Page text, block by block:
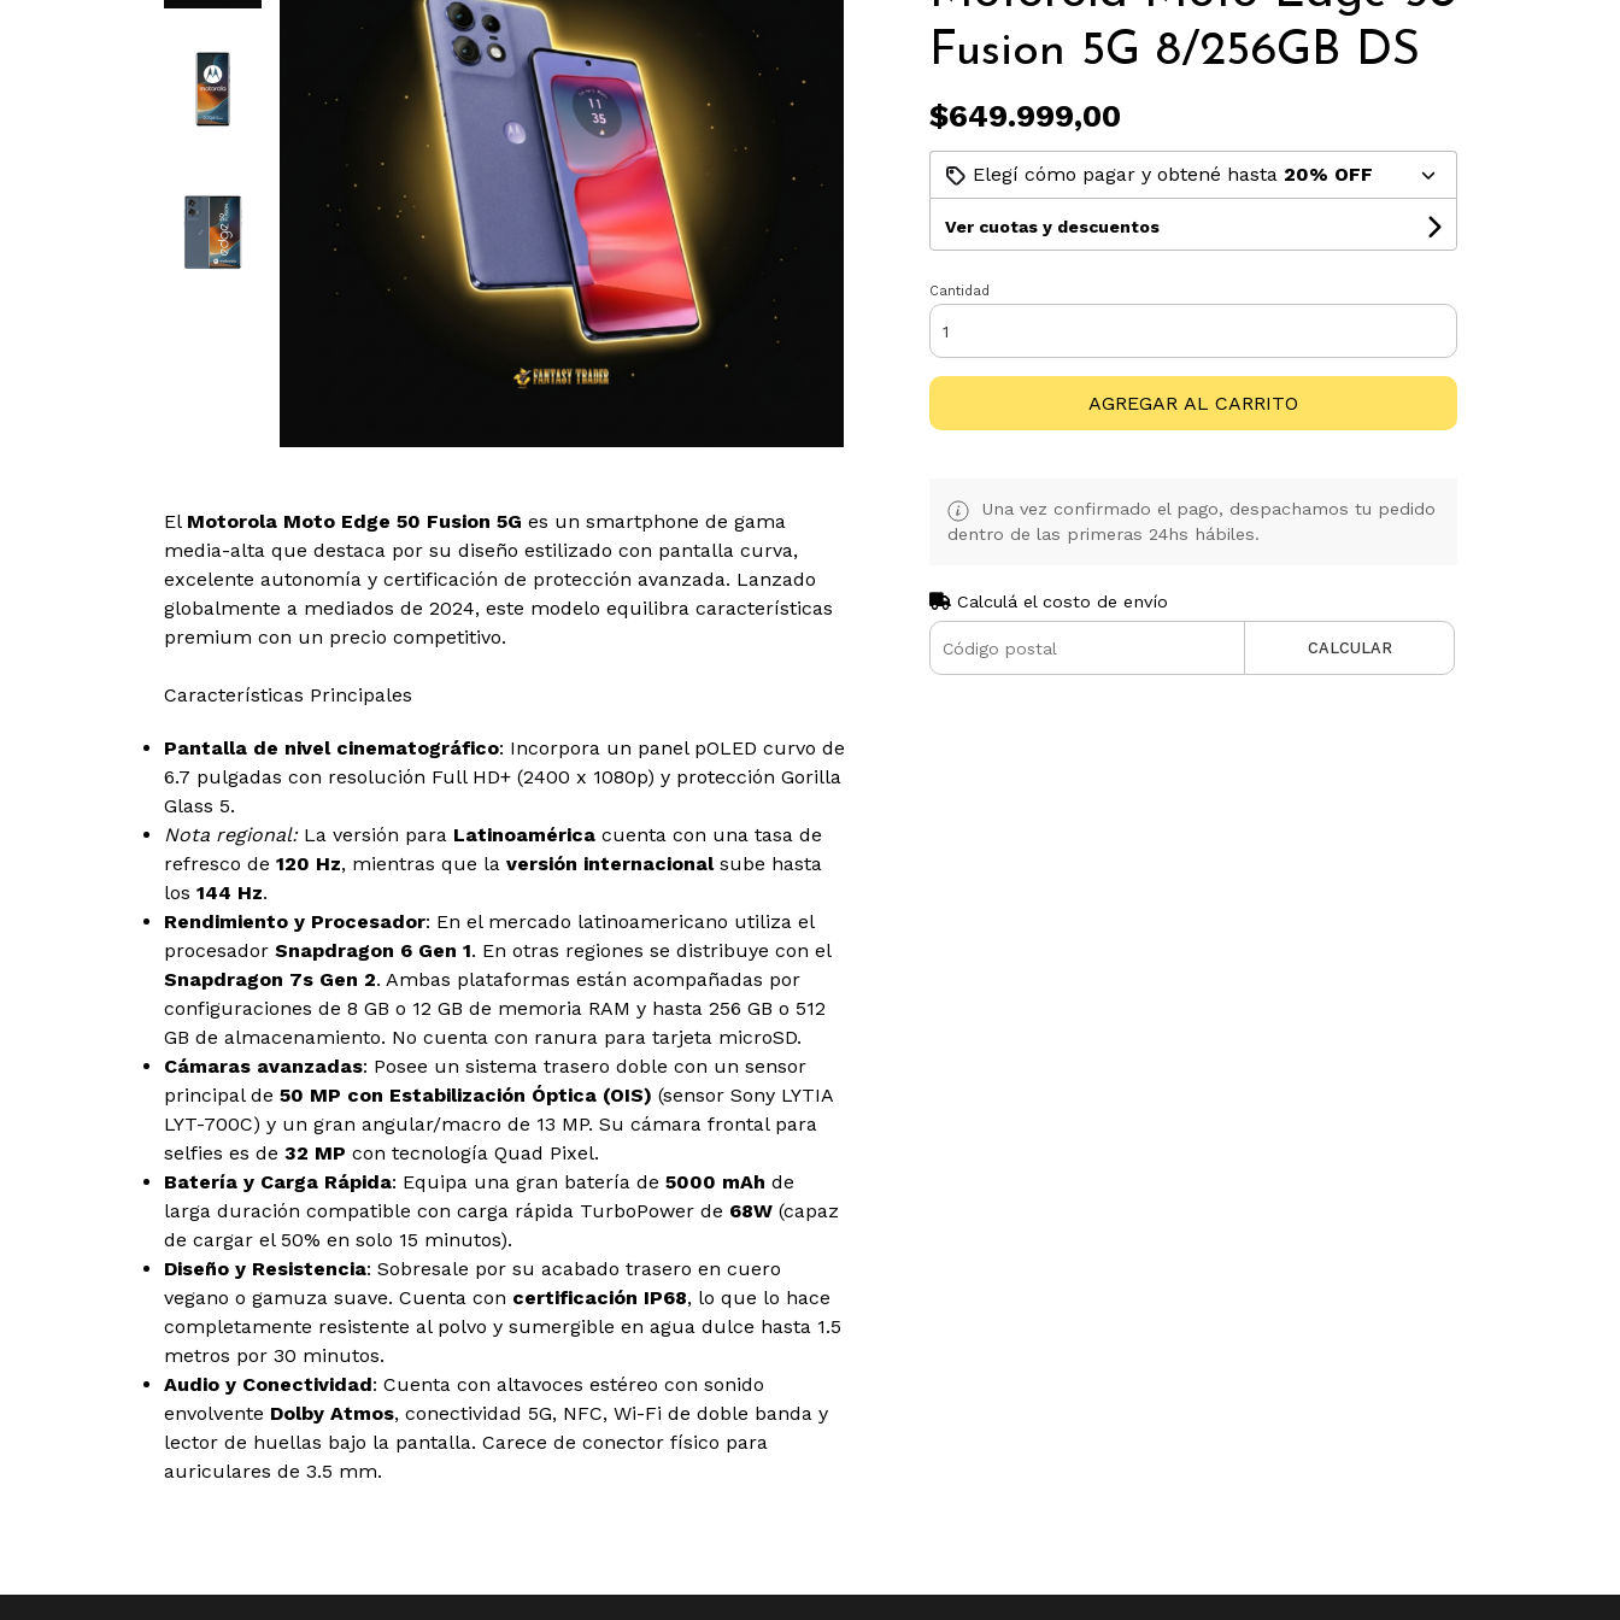
El Motorola Moto Edge 50 Fusion 5G es un smartphone de gama
media-alta que destaca por su diseño estilizado con pantalla curva,
excelente autonomía y certificación de protección avanzada. Lanzado
globalmente a mediados de 2024, este modelo equilibra características
premium con un precio competitivo.
Características Principales
Pantalla de nivel cinematográfico: Incorpora un panel pOLED curvo de
6.7 pulgadas con resolución Full HD+ (2400 x 1080p) y protección Gorilla
Glass 5.
Nota regional:La versión para Latinoaméricacuenta con una tasa de
refresco de 120 Hz, mientras que la versión internacionalsube hasta
los 144 Hz.
Rendimiento y Procesador: En el mercado latinoamericano utiliza el
procesador Snapdragon 6 Gen 1. En otras regiones se distribuye con el
Snapdragon 7s Gen 2. Ambas plataformas están acompañadas por
configuraciones de 8 GB o 12 GB de memoria RAM y hasta 256 GB o 512
GB de almacenamiento. No cuenta con ranura para tarjeta microSD.
Cámaras avanzadas: Posee un sistema trasero doble con un sensor
principal de 50 MP con Estabilización Óptica (OIS) (sensor Sony LYTIA
LYT-700C) y un gran angular/macro de 13 MP. Su cámara frontal para
selfies es de 32 MP con tecnología Quad Pixel.
Batería y Carga Rápida: Equipa una gran batería de 5000 mAh de
larga duración compatible con carga rápida TurboPower de 68W(capaz
de cargar el 50% en solo 15 minutos).
Diseño y Resistencia: Sobresale por su acabado trasero en cuero
vegano o gamuza suave. Cuenta con certificación IP68, lo que lo hace
completamente resistente al polvo y sumergible en agua dulce hasta 1.5
metros por 30 minutos.
Audio y Conectividad: Cuenta con altavoces estéreo con sonido
envolvente Dolby Atmos, conectividad 5G, NFC, Wi-Fi de doble banda y
lector de huellas bajo la pantalla. Carece de conector físico para
auriculares de 3.5 mm.
Fusion 5G 8/256GB DS
$649.999,00
Elegí cómo pagar y obtené hasta 20% OFF
Ver cuotas y descuentos
Cantidad
AGREGAR AL CARRITO
Una vez confirmado el pago, despachamos tu pedido
dentro de las primeras 24hs hábiles.
Calculá el costo de envío
CALCULAR